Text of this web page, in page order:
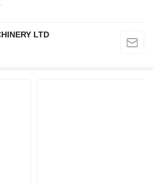
LTD